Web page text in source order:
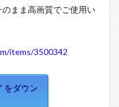
まま高画質でご使用い
items/3500342
をダウン